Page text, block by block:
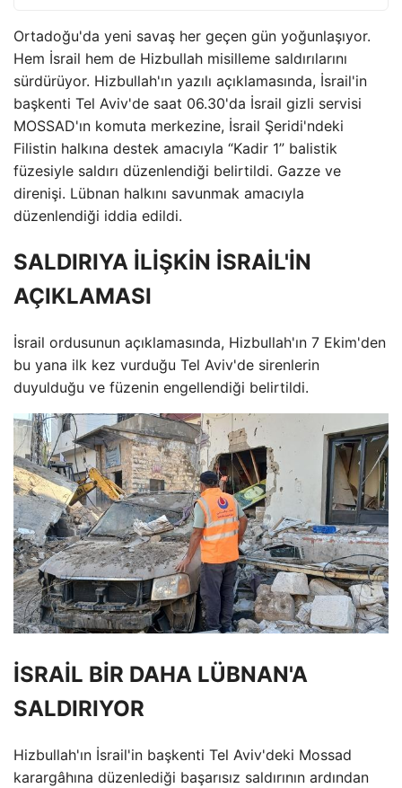
Ortadoğu'da yeni savaş her geçen gün yoğunlaşıyor.
Hem İsrail hem de Hizbullah misilleme saldırılarını
sürdürüyor. Hizbullah'ın yazılı açıklamasında, İsrail'in
başkenti Tel Aviv'de saat 06.30'da İsrail gizli servisi
MOSSAD'ın komuta merkezine, İsrail Şeridi'ndeki
Filistin halkına destek amacıyla “Kadir 1” balistik
füzesiyle saldırı düzenlendiği belirtildi. Gazze ve
direnişi. Lübnan halkını savunmak amacıyla
düzenlendiği iddia edildi.
SALDIRIYA İLİŞKİN İSRAİL'İN
AÇIKLAMASI
İsrail ordusunun açıklamasında, Hizbullah'ın 7 Ekim'den
bu yana ilk kez vurduğu Tel Aviv'de sirenlerin
duyulduğu ve füzenin engellendiği belirtildi.
İSRAİL BİR DAHA LÜBNAN'A
SALDIRIYOR
Hizbullah'ın İsrail'in başkenti Tel Aviv'deki Mossad
karargâhına düzenlediği başarısız saldırının ardından